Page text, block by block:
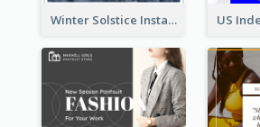
Winter Solstice Instagram Post